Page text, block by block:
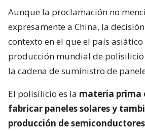
Aunque la proclamación no
expresamente a China, la
contexto en el que el país
producción mundial de
la cadena de suministro de
El polisilicio es la materia prima
fabricar paneles solares y
producción de semiconductores